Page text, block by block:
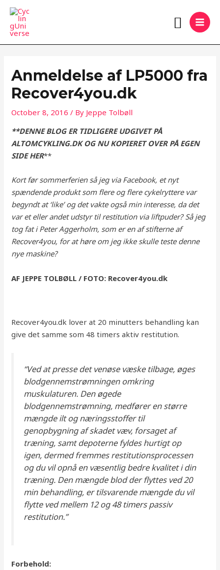
Skip
content
Search
Anmeldelse af LP5000 fra
Recover4you.dk
October 8, 2016/ By Jeppe Tolbøll
**DENNE BLOG ER TIDLIGERE UDGIVET PÅ
ALTOMCYKLING.DK OG NU KOPIERET OVER PÅ EGEN
SIDE HER**
Kort før sommerferien så jeg via Facebook, et nyt
spændende produkt som flere og flere cykelryttere var
begyndt at ‘like’ og det vakte også min interesse, da det
var et eller andet udstyr til restitution via liftpuder? Så jeg
tog fat i Peter Aggerholm, som er en af stifterne af
Recover4you, for at høre om jeg ikke skulle teste denne
nye maskine?
AF JEPPE TOLBØLL / FOTO: Recover4you.dk
Recover4you.dk lover at 20 minutters behandling kan
give det samme som 48 timers aktiv restitution.
“Ved at presse det venøse væske tilbage, øges
blodgennemstrømningen omkring
muskulaturen. Den øgede
blodgennemstrømning, medfører en større
mængde ilt og næringsstoffer til
genopbygning af skadet væv, forsaget af
træning, samt depoterne fyldes hurtigt op
igen, dermed fremmes restitutionsprocessen
og du vil opnå en væsentlig bedre kvalitet i din
træning. Den mængde blod der flyttes ved 20
min behandling, er tilsvarende mængde du vil
flytte ved mellem 12 og 48 timers passiv
restitution.”
Forbehold: